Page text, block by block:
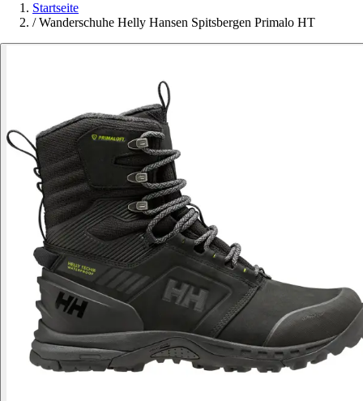
Startseite
/ Wanderschuhe Helly Hansen Spitsbergen Primalo HT